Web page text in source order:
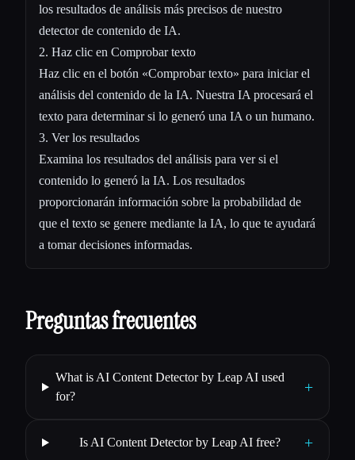
los resultados de análisis más precisos de nuestro
detector de contenido de IA.
2. Haz clic en Comprobar texto
Haz clic en el botón «Comprobar texto» para iniciar el
análisis del contenido de la IA. Nuestra IA procesará el
texto para determinar si lo generó una IA o un humano.
3. Ver los resultados
Examina los resultados del análisis para ver si el
contenido lo generó la IA. Los resultados
proporcionarán información sobre la probabilidad de
que el texto se genere mediante la IA, lo que te ayudará
a tomar decisiones informadas.
Preguntas frecuentes
What is AI Content Detector by Leap AI used
for?
+
Is AI Content Detector by Leap AI free? +